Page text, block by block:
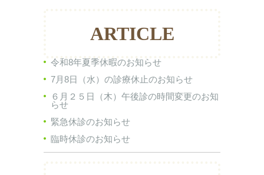
ARTICLE
令和8年夏季休暇のお知らせ
7月8日（水）の診療休止のお知らせ
６月２５日（木）午後診の時間変更のお知
らせ
緊急休診のお知らせ
臨時休診のお知らせ